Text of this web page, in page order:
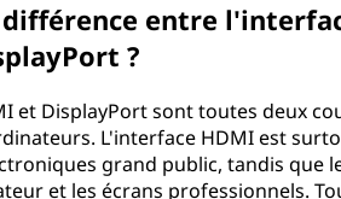
différence entre
?
et DisplayPort sont toutes deux
L'interface HDMI est
grand public, tandis que
et les écrans professionnels.